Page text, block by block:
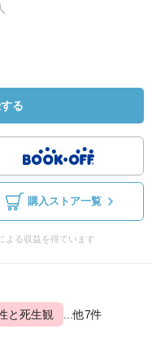
る
購入ストア一覧
よる収益を得ています
と死生観 ...他7件